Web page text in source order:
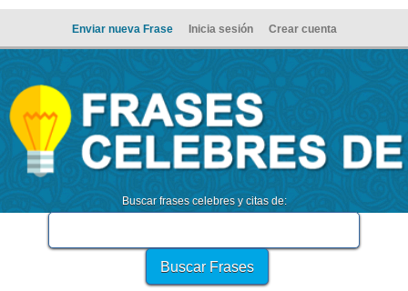
Enviar nueva Frase Inicia sesión Crear cuenta
Buscar frases celebres y citas de: